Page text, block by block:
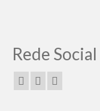
Rede Social